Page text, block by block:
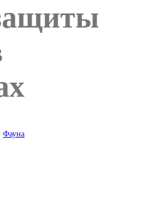
Фауна